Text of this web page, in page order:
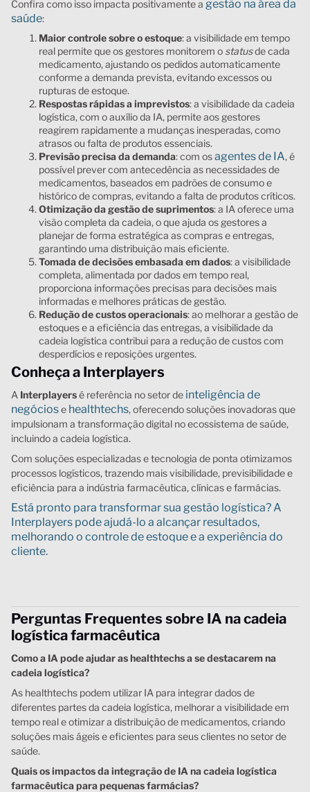
Confira como isso impacta positivamente a gestão na área da
saúde:
Maior controle sobre o estoque: a visibilidade em tempo
real permite que os gestores monitorem o statusde cada
medicamento, ajustando os pedidos automaticamente
conforme a demanda prevista, evitando excessos ou
rupturas de estoque.
Respostas rápidas a imprevistos: a visibilidade da cadeia
logística, com o auxílio da IA, permite aos gestores
reagirem rapidamente a mudanças inesperadas, como
atrasos ou falta de produtos essenciais.
Previsão precisa da demanda: com osagentes de IA, é
possível prever com antecedência as necessidades de
medicamentos, baseados em padrões de consumo e
histórico de compras, evitando a falta de produtos críticos.
Otimização da gestão de suprimentos: a IA oferece uma
visão completa da cadeia, o que ajuda os gestores a
planejar de forma estratégica as compras e entregas,
garantindo uma distribuição mais eficiente.
Tomada de decisões embasada em dados: a visibilidade
completa, alimentada por dados em tempo real,
proporciona informações precisas para decisões mais
informadas e melhores práticas de gestão.
Redução de custos operacionais: ao melhorar a gestão de
estoques e a eficiência das entregas, a visibilidade da
cadeia logística contribui para a redução de custos com
desperdícios e reposições urgentes.
Conheça a Interplayers
A Interplayersé referência no setor de inteligência de
negóciose healthtechs, oferecendo soluções inovadoras que
impulsionam a transformação digital no ecossistema de saúde,
incluindo a cadeia logística.
Com soluções especializadas e tecnologia de ponta otimizamos
processos logísticos, trazendo mais visibilidade, previsibilidade e
eficiência para a indústria farmacêutica, clínicas e farmácias.
Está pronto para transformar sua gestão logística? A
Interplayers pode ajudá-lo a alcançar resultados,
melhorando o controle de estoque e a experiência do
cliente.
Perguntas Frequentes sobre IA na cadeia
logística farmacêutica
Como a IA pode ajudar as healthtechs a se destacarem na
cadeia logística?
As healthtechs podem utilizar IA para integrar dados de
diferentes partes da cadeia logística, melhorar a visibilidade em
tempo real e otimizar a distribuição de medicamentos, criando
soluções mais ágeis e eficientes para seus clientes no setor de
saúde.
Quais os impactos da integração de IA na cadeia logística
farmacêutica para pequenas farmácias?